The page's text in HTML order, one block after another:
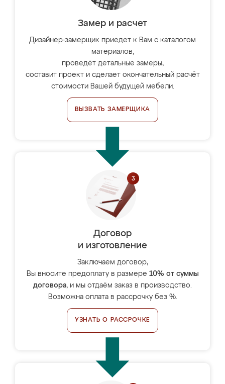
Замер и расчет
Дизайнер-замерщик приедет к Вам с каталогом
материалов,
проведёт детальные замеры,
составит проект и сделает окончательный расчёт
стоимости Вашей будущей мебели.
ВЫЗВАТЬ ЗАМЕРЩИКА
Договор
и изготовление
Заключаем договор,
Вы вносите предоплату в размере 10% от суммы
договора, и мы отдаём заказ в производство.
Возможна оплата в рассрочку без %.
УЗНАТЬ О РАССРОЧКЕ